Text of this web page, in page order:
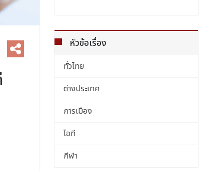
หัวข้อเรื่อง
ทั่วไทย
ต่างประเทศ
การเมือง
ไอที
กีฬา